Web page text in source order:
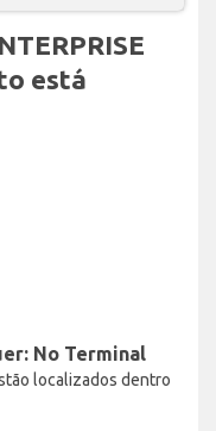
está
No Terminal
localizados dentro